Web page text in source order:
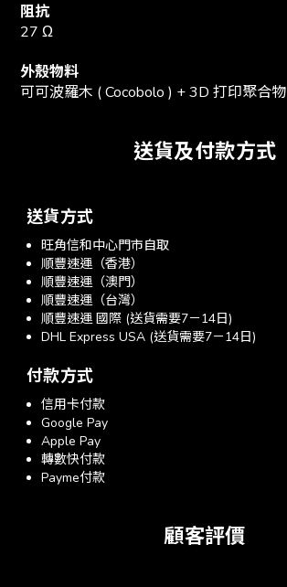
阻抗
27 Ω
外殼物料
可可波羅木 ( Cocobolo ) + 3D 打印聚合物
送貨及付款方式
送貨方式
旺角信和中心門市自取
順豐速運（香港）
順豐速運（澳門）
順豐速運（台灣）
順豐速運 國際 (送貨需要7－14日)
DHL Express USA (送貨需要7－14日)
付款方式
信用卡付款
Google Pay
Apple Pay
轉數快付款
Payme付款
顧客評價